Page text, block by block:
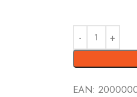
EAN: